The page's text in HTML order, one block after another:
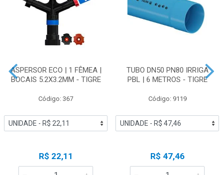
ASPERSOR ECO | 1 FÊMEA |
BOCAIS 5.2X3.2MM - TIGRE
Código: 367
R$ 22,11
TUBO DN50 PN80 IRRIGA
PBL | 6 METROS - TIGRE
Código: 9119
R$ 47,46